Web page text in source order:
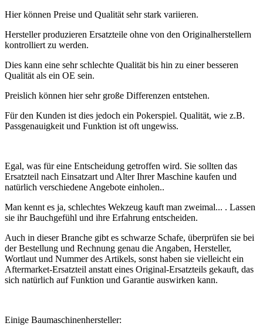
Hier können Preise und Qualität sehr stark variieren.
Hersteller produzieren Ersatzteile ohne von den Originalherstellern
kontrolliert zu werden.
Dies kann eine sehr schlechte Qualität bis hin zu einer besseren
Qualität als ein OE sein.
Preislich können hier sehr große Differenzen entstehen.
Für den Kunden ist dies jedoch ein Pokerspiel. Qualität, wie z.B.
Passgenauigkeit und Funktion ist oft ungewiss.
Egal, was für eine Entscheidung getroffen wird. Sie sollten das
Ersatzteil nach Einsatzart und Alter Ihrer Maschine kaufen und
natürlich verschiedene Angebote einholen..
Man kennt es ja, schlechtes Wekzeug kauft man zweimal... . Lassen
sie ihr Bauchgefühl und ihre Erfahrung entscheiden.
Auch in dieser Branche gibt es schwarze Schafe, überprüfen sie bei
der Bestellung und Rechnung genau die Angaben, Hersteller,
Wortlaut und Nummer des Artikels, sonst haben sie vielleicht ein
Aftermarket-Ersatzteil anstatt eines Original-Ersatzteils gekauft, das
sich natürlich auf Funktion und Garantie auswirken kann.
Einige Baumaschinenhersteller: